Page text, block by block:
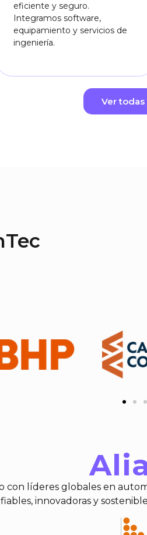
eficiente y seguro.
Integramos software,
equipamiento y servicios de
ingeniería.
Ver
con líderes globales en
innovadoras y